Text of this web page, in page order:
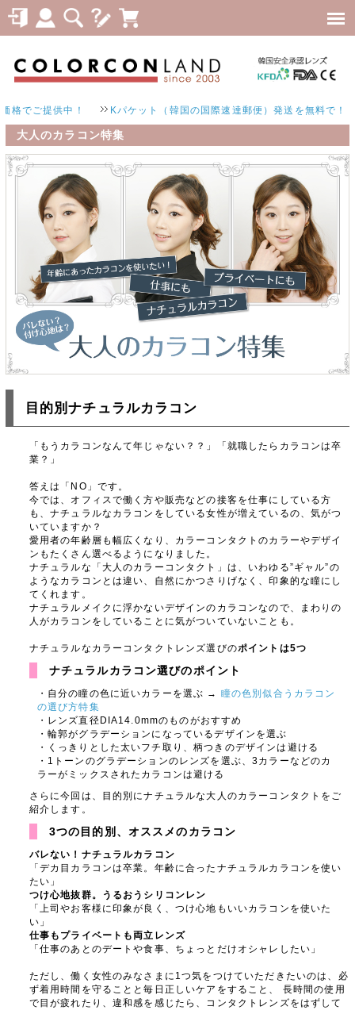
供中！ Kパケット（韓国の国際速達郵便）発送を無料で！
大人のカラコン特集
目的別ナチュラルカラコン
「もうカラコンなんて年じゃない？？」「就職したらカラコンは卒
業？」
答えは「NO」です。
今では、オフィスで働く方や販売などの接客を仕事にしている方
も、ナチュラルなカラコンをしている女性が増えているの、気がつ
いていますか？
愛用者の年齢層も幅広くなり、カラーコンタクトのカラーやデザイ
ンもたくさん選べるようになりました。
ナチュラルな「大人のカラーコンタクト」は、いわゆる”ギャル”の
ようなカラコンとは違い、自然にかつさりげなく、印象的な瞳にし
てくれます。
ナチュラルメイクに浮かないデザインのカラコンなので、まわりの
人がカラコンをしていることに気がついていないことも。
ナチュラルなカラーコンタクトレンズ選びのポイントは5つ
ナチュラルカラコン選びのポイント
自分の瞳の色に近いカラーを選ぶ → 瞳の色別似合うカラコン
の選び方特集
レンズ直径DIA14.0mmのものがおすすめ
輪郭がグラデーションになっているデザインを選ぶ
くっきりとした太いフチ取り、柄つきのデザインは避ける
1トーンのグラデーションのレンズを選ぶ、3カラーなどのカ
ラーがミックスされたカラコンは避ける
さらに今回は、目的別にナチュラルな大人のカラーコンタクトをご
紹介します。
3つの目的別、オススメのカラコン
バレない！ナチュラルカラコン
「デカ目カラコンは卒業。年齢に合ったナチュラルカラコンを使い
たい」
つけ心地抜群。うるおうシリコンレン
「上司やお客様に印象が良く、つけ心地もいいカラコンを使いた
い」
仕事もプライベートも両立レンズ
「仕事のあとのデートや食事、ちょっとだけオシャレしたい」
ただし、働く女性のみなさまに1つ気をつけていただきたいのは、必
ず着用時間を守ることと毎日正しいケアをすること、 長時間の使用
で目が疲れたり、違和感を感じたら、コンタクトレンズをはずして